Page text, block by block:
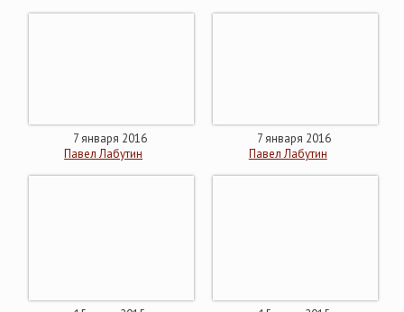
7 января 2016
Павел Лабутин
7 января 2016
Павел Лабутин